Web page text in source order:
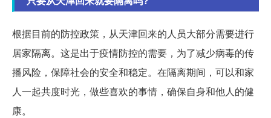
根据目前的防控政策，从天津回来的人员大部分需要进行
居家隔离。这是出于疫情防控的需要，为了减少病毒的传
播风险，保障社会的安全和稳定。在隔离期间，可以和家
人一起共度时光，做些喜欢的事情，确保自身和他人的健
康。